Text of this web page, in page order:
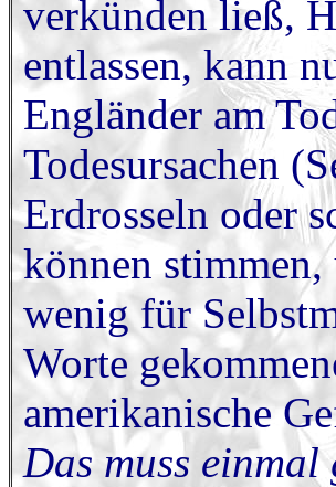
verkünden ließ,
entlassen, kann
Engländer am
Todesursachen
Erdrosseln oder
können
wenig für
Worte
amerikanische
Das muss einmal